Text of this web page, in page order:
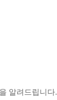
알려드립니다.